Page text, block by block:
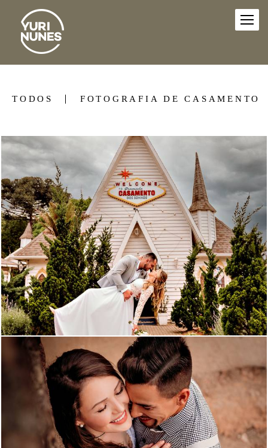
TODOS FOTOGRAFIA DE CASAMENTO
2896 95